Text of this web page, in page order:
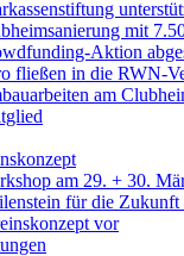
mit
Aktion
fließen in die RWN-
am
am 29. + 30.
für die
vor